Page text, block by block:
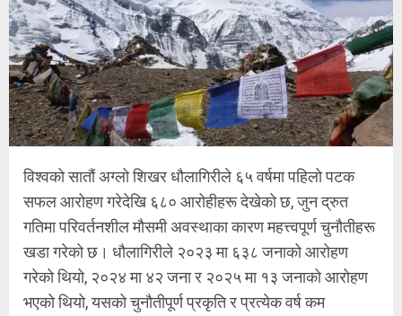
विश्वको सातौं अग्लो शिखर धौलागिरीले ६५ वर्षमा पहिलो पटक
सफल आरोहण गरेदेखि ६८० आरोहीहरू देखेको छ, जुन द्रुत
गतिमा परिवर्तनशील मौसमी अवस्थाका कारण महत्त्वपूर्ण चुनौतीहरू
खडा गरेको छ। धौलागिरीले २०२३ मा ६३८ जनाको आरोहण
गरेको थियो, २०२४ मा ४२ जना र २०२५ मा १३ जनाको आरोहण
भएको थियो, यसको चुनौतीपूर्ण प्रकृति र प्रत्येक वर्ष कम